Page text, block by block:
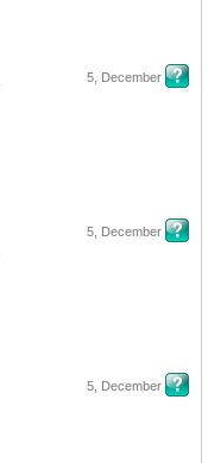
5, December
5, December
5, December